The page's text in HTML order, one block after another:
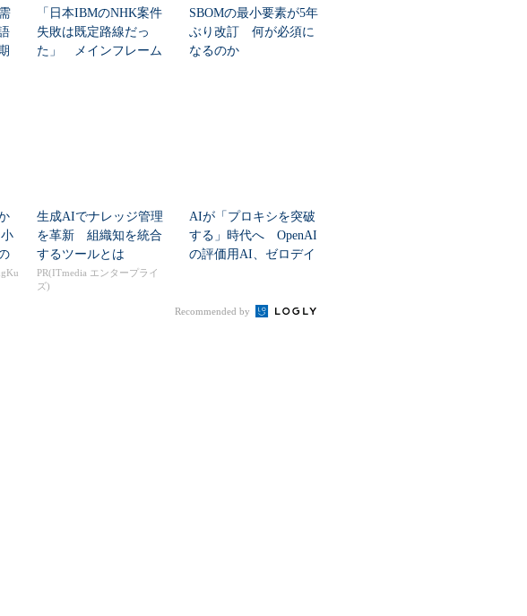
「日本IBMのNHK案件
失敗は既定路線だっ
た」 メインフレーム
SBOMの最小要素が5年
ぶり改訂 何が必須に
なるのか
生成AIでナレッジ管理
を革新 組織知を統合
するツールとは
PR(ITmedia エンタープライ
ズ)
AIが「プロキシを突破
する」時代へ OpenAI
の評価用AI、ゼロデイ
Recommended by